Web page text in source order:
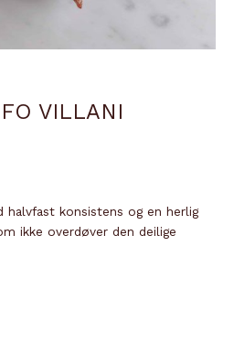
VILLANI
halvfast konsistens og en herlig
ikke overdøver den deilige